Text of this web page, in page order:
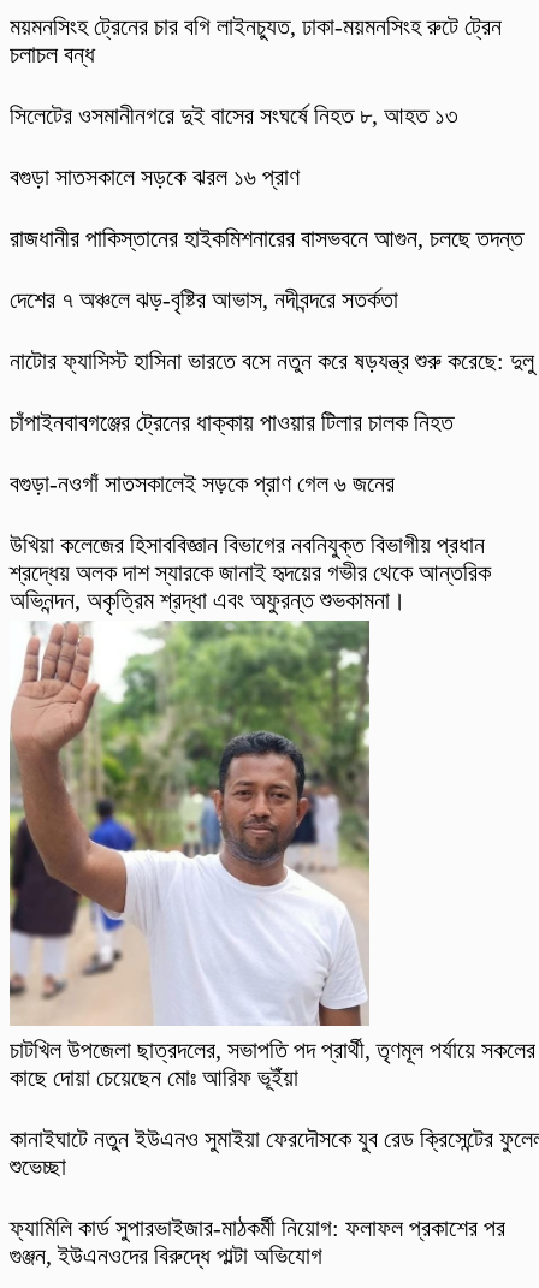
ময়মনসিংহ ট্রেনের চার বগি লাইনচ্যুত, ঢাকা-ময়মনসিংহ রুটে ট্রেন
চলাচল বন্ধ
সিলেটের ওসমানীনগরে দুই বাসের সংঘর্ষে নিহত ৮, আহত ১৩
বগুড়া সাতসকালে সড়কে ঝরল ১৬ প্রাণ
রাজধানীর পাকিস্তানের হাইকমিশনারের বাসভবনে আগুন, চলছে তদন্ত
দেশের ৭ অঞ্চলে ঝড়-বৃষ্টির আভাস, নদীবন্দরে সতর্কতা
নাটোর ফ্যাসিস্ট হাসিনা ভারতে বসে নতুন করে ষড়যন্ত্র শুরু করেছে: দুলু
চাঁপাইনবাবগঞ্জের ট্রেনের ধাক্কায় পাওয়ার টিলার চালক নিহত
বগুড়া-নওগাঁ সাতসকালেই সড়কে প্রাণ গেল ৬ জনের
উখিয়া কলেজের হিসাববিজ্ঞান বিভাগের নবনিযুক্ত বিভাগীয় প্রধান
শ্রদ্ধেয় অলক দাশ স্যারকে জানাই হৃদয়ের গভীর থেকে আন্তরিক
অভিনন্দন, অকৃত্রিম শ্রদ্ধা এবং অফুরন্ত শুভকামনা।
চাটখিল উপজেলা ছাত্রদলের, সভাপতি পদ প্রার্থী, তৃণমূল পর্যায়ে সকলের
কাছে দোয়া চেয়েছেন মোঃ আরিফ ভূইঁয়া
কানাইঘাটে নতুন ইউএনও সুমাইয়া ফেরদৌসকে যুব রেড ক্রিসেন্টের
শুভেচ্ছা
ফ্যামিলি কার্ড সুপারভাইজার-মাঠকর্মী নিয়োগ: ফলাফল প্রকাশের পর
গুঞ্জন, ইউএনওদের বিরুদ্ধে পাল্টা অভিযোগ